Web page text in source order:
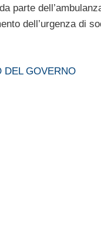
parte
dell’urgenza di
DEL GOVERNO